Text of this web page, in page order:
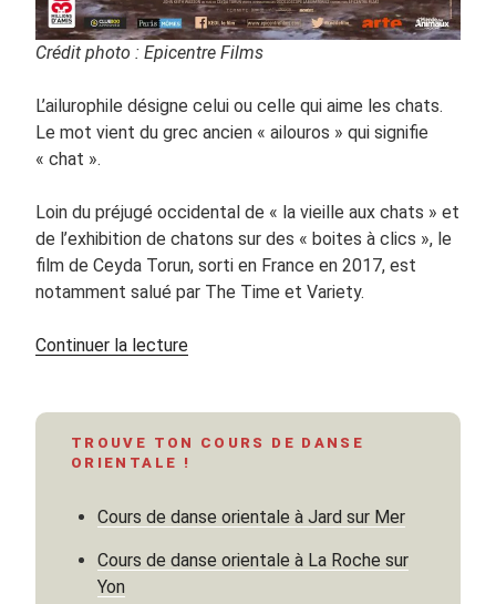
Crédit photo : Epicentre Films
L’ailurophile désigne celui ou celle qui aime les chats.
Le mot vient du grec ancien « ailouros » qui signifie
« chat ».
Loin du préjugé occidental de « la vieille aux chats » et
de l’exhibition de chatons sur des « boites à clics », le
film de Ceyda Torun, sorti en France en 2017, est
notamment salué par The Time et Variety.
Continuer la lecturede
et
de
Ceyda
TROUVE TON COURS DE DANSE
ORIENTALE !
Cours de danse orientale à Jard sur Mer
Cours de danse orientale à La Roche sur
Yon